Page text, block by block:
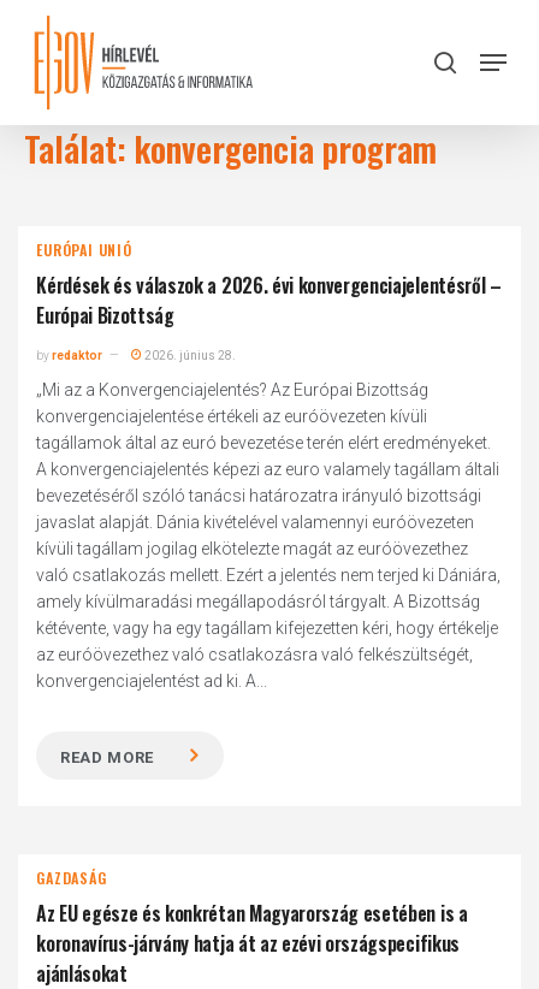
content
search
Menu
Találat: konvergencia program
EURÓPAI UNIÓ
Kérdések és válaszok a 2026. évi konvergenciajelentésről –
Európai Bizottság
byredaktor 2026. június 28.
„Mi az a Konvergenciajelentés? Az Európai Bizottság
konvergenciajelentése értékeli az euróövezeten kívüli
tagállamok által az euró bevezetése terén elért eredményeket.
A konvergenciajelentés képezi az euro valamely tagállam általi
bevezetéséről szóló tanácsi határozatra irányuló bizottsági
javaslat alapját. Dánia kivételével valamennyi euróövezeten
kívüli tagállam jogilag elkötelezte magát az euróövezethez
való csatlakozás mellett. Ezért a jelentés nem terjed ki Dániára,
amely kívülmaradási megállapodásról tárgyalt. A Bizottság
kétévente, vagy ha egy tagállam kifejezetten kéri, hogy értékelje
az euróövezethez való csatlakozásra való felkészültségét,
konvergenciajelentést ad ki. A...
READ MORE
GAZDASÁG
Az EU egésze és konkrétan Magyarország esetében is a
koronavírus-járvány hatja át az ezévi országspecifikus
ajánlásokat
Close